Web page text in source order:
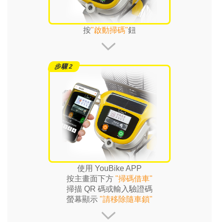
按"啟動掃碼"鈕
使用 YouBike APP
按主畫面下方 "掃碼借車"
掃描 QR 碼或輸入驗證碼
螢幕顯示 "請移除隨車鎖"